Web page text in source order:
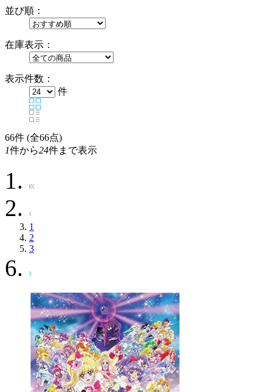
並び順：
在庫表示：
表示件数：
件
66件 (全66点)
1件から24件まで表示
1
2
3